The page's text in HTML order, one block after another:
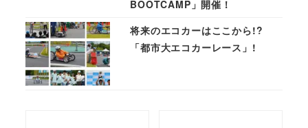
BOOTCAMP」開催！
将来のエコカーはここから!?
「都市大エコカーレース」!